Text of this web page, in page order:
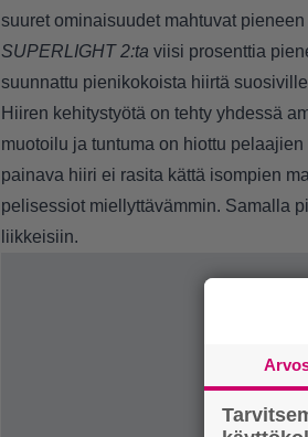
suuret ominaisuudet mahtuvat
SUPERLIGHT 2:ta viisi prosenttia
suunnattu pienikokoista hiirtä
Hiiren kehitystyötä on tehty yhdessä
muotoilu ja tuntuma on hiottu
painava hiiri ei rasita kättä isompien
pelisessiot miellyttävämmin. Samalla
liikkeisiin.